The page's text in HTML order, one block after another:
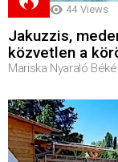
44 Views
Jakuzzis,
közvetlen a
Mariska Nyaraló